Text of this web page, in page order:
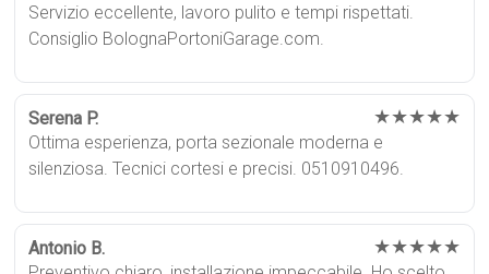
Servizio eccellente, lavoro pulito e tempi rispettati.
Consiglio BolognaPortoniGarage.com.
Serena P. ★★★★★
Ottima esperienza, porta sezionale moderna e
silenziosa. Tecnici cortesi e precisi. 0510910496.
Antonio B. ★★★★★